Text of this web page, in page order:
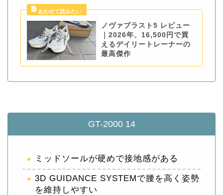
ノヴァブラスト5 レビュー
｜2026年、16,500円で買
えるデイリートレーナーの
最高傑作
GT-2000 14
ミッドソールが硬めで接地感がある
3D GUIDANCE SYSTEMで腰を高く姿勢
を維持しやすい